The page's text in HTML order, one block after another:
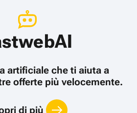
artificiale che ti aiuta a
offerte più velocemente.
di più